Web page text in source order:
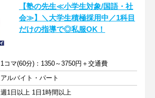
【塾の先生≪小学生対象/国語・社
会≫】＼大学生積極採用中／1科目
だけの指導で◎私服OK！
1コマ(60分)：1350～3750円＋交通費
アルバイト・パート
週1日以上 1日1時間以上